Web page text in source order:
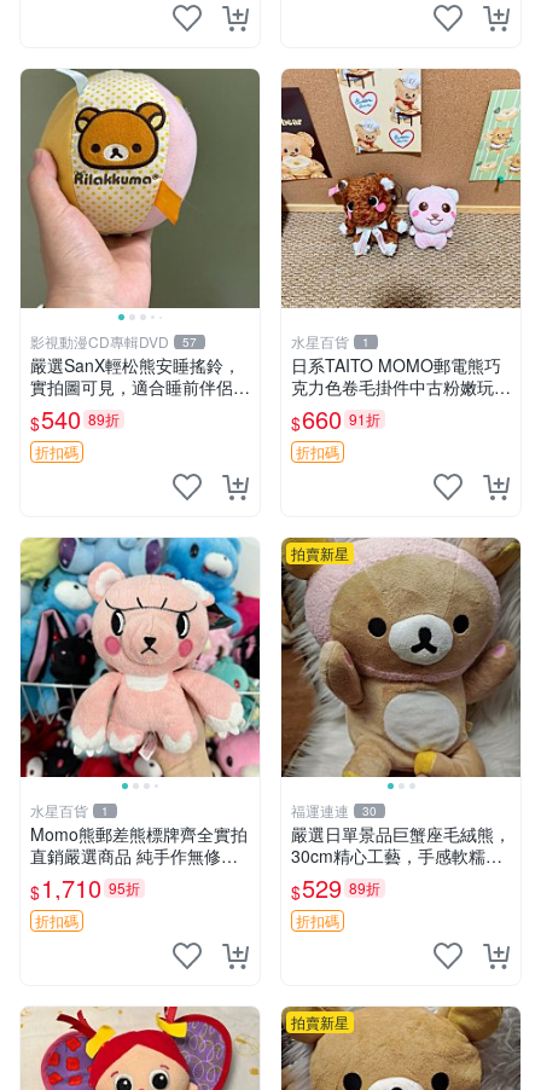
影視動漫CD專輯DVD 57
嚴選SanX輕松熊安睡搖鈴，
實拍圖可見，適合睡前伴侶，
Picks安撫好物 0325 懸吊 電
腦
$540 89折
折扣碼
水星百貨 1
日系TAITO MOMO郵電熊巧
克力色卷毛掛件中古粉嫩玩偶
微瑕推薦 postpet momo 郵
電熊 中古玩偶
$660 91折
折扣碼
水星百貨 1
Momo熊郵差熊標牌齊全實拍
直銷嚴選商品 純手作無修圖
可收藏 郵差熊 Momo熊 標牌
商品
$1,710 95折
折扣碼
拍賣新星
福運連連 30
嚴選日單景品巨蟹座毛絨熊，
30cm精心工藝，手感軟糯推
薦收藏送人 巨蟹座 毛絨玩具
精緻做工
$529 89折
折扣碼
拍賣新星